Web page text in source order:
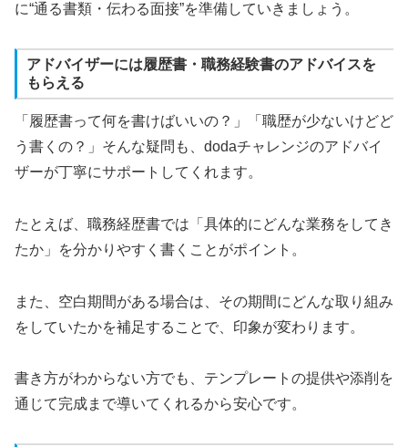
に“通る書類・伝わる面接”を準備していきましょう。
アドバイザーには履歴書・職務経験書のアドバイスを
もらえる
「履歴書って何を書けばいいの？」「職歴が少ないけどど
う書くの？」そんな疑問も、dodaチャレンジのアドバイ
ザーが丁寧にサポートしてくれます。
たとえば、職務経歴書では「具体的にどんな業務をしてき
たか」を分かりやすく書くことがポイント。
また、空白期間がある場合は、その期間にどんな取り組み
をしていたかを補足することで、印象が変わります。
書き方がわからない方でも、テンプレートの提供や添削を
通じて完成まで導いてくれるから安心です。